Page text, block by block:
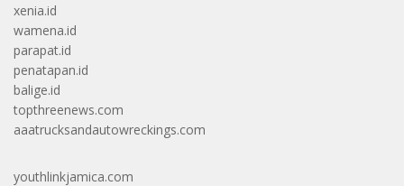
xenia.id
wamena.id
parapat.id
penatapan.id
balige.id
topthreenews.com
aaatrucksandautowreckings.com
youthlinkjamica.com